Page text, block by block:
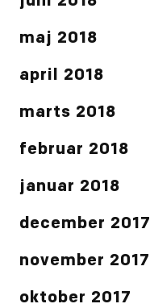
maj 2018
april 2018
marts 2018
februar 2018
januar 2018
december 2017
november 2017
oktober 2017